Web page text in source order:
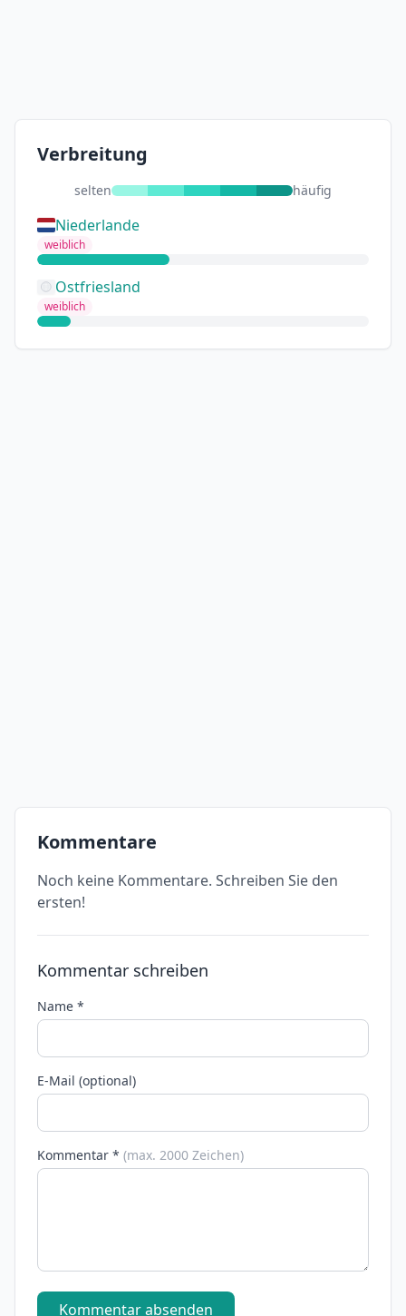
Verbreitung
selten häufig
Niederlande
weiblich
Ostfriesland
weiblich
Kommentare
Noch keine Kommentare. Schreiben Sie den
ersten!
Kommentar schreiben
Name *
E-Mail (optional)
Kommentar * (max. 2000 Zeichen)
Kommentar absenden